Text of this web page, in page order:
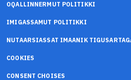
OQALLINNERMUT POLITIKKI
IMIGASSAMUT POLITIKKI
NUTAARSIASSAT IMAANIK
COOKIES
CONSENT CHOISES